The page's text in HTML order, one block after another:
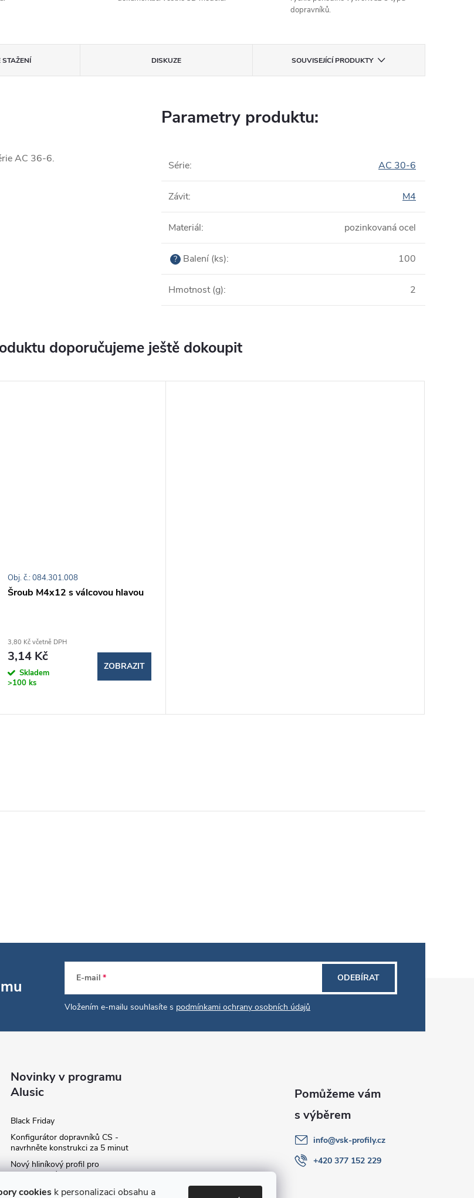
cookies k personalizaci obsahu a
dopravníků.
STAŽENÍ DISKUZE SOUVISEJÍCÍ PRODUKTY
AC 36-6.
Parametry produktu:
Série: AC 30-6
Závit: M4
Materiál: pozinkovaná ocel
? Balení (ks): 100
Hmotnost (g): 2
doporučujeme ještě dokoupit
Šroub M4x12 s válcovou hlavou
3,80 Kč včetně DPH
3,14 Kč
Skladem
>100 ks
ZOBRAZIT
Obj. č.: 084.301.008
E-mail
Vložením e-mailu souhlasíte s podmínkami ochrany osobních údajů
ODEBÍRAT
Novinky v programu
Alusic
Black Friday
Konfigurátor dopravníků CS -
navrhněte konstrukci za 5 minut
Nový hliníkový profil pro
fotovoltaické panely - kvalita za
info@vsk-profily.cz
+420 377 152 229